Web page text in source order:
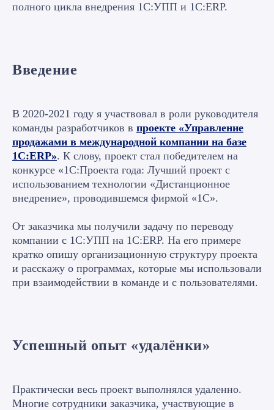
полного цикла внедрения 1С:УПП и 1C:ERP.
Введение
В 2020-2021 году я участвовал в роли руководителя
команды разработчиков в проекте «Управление
продажами в международной компании на базе
1С:ERP». К слову, проект стал победителем на
конкурсе «1С:Проекта года: Лучший проект с
использованием технологии «Дистанционное
внедрение», проводившемся фирмой «1С».
От заказчика мы получили задачу по переводу
компании с 1С:УПП на 1С:ERP. На его примере
кратко опишу организационную структуру проекта
и расскажу о программах, которые мы использовали
при взаимодействии в команде и с пользователями.
Успешный опыт «удалёнки»
Практически весь проект выполнялся удаленно.
Многие сотрудники заказчика, участвующие в